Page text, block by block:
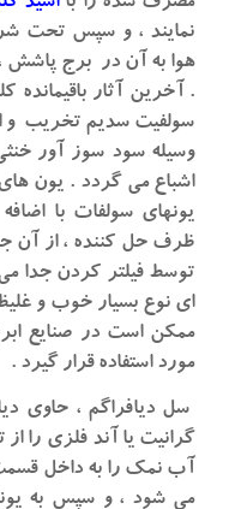
نمایند ، و سپس تحت
هوا به آن در برج پاشش
. آخرین آثار باقیمانده
سولفیت سدیم تخریب و
وسیله سود سوز آور
اشباع می گردد . یون
یونهای سولفات با
ظرف حل کننده ، از آن
توسط فیلتر کردن جدا
ای نوع بسیار خوب و
ممکن است در صنایع
مورد استفاده قرار گیرد .
سل دیافراگم ، حاوی
گرانیت یا آند فلزی را
آب نمک را به داخل
می شود ، و سپس به